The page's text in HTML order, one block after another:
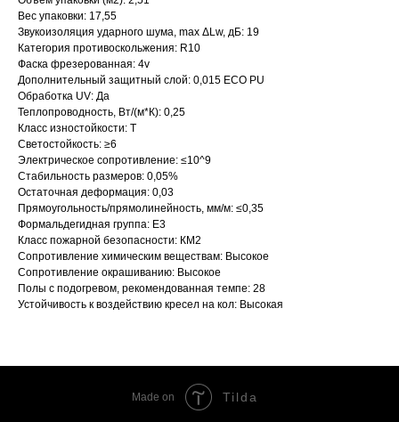
Вес упаковки: 17,55
Звукоизоляция ударного шума, max ΔLw, дБ: 19
Категория противоскольжения: R10
Фаска фрезерованная: 4v
Дополнительный защитный слой: 0,015 ECO PU
Обработка UV: Да
Теплопроводность, Вт/(м*К): 0,25
Класс изностойкости: Т
Светостойкость: ≥6
Электрическое сопротивление: ≤10^9
Стабильность размеров: 0,05%
Остаточная деформация: 0,03
Прямоугольность/прямолинейность, мм/м: ≤0,35
Формальдегидная группа: Е3
Класс пожарной безопасности: КМ2
Сопротивление химическим веществам: Высокое
Сопротивление окрашиванию: Высокое
Полы с подогревом, рекомендованная темпе: 28
Устойчивость к воздействию кресел на кол: Высокая
Made on Tilda